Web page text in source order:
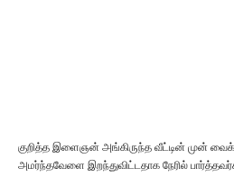
குறித்த இளைஞன் அங்கிருந்த வீட்டின் முன்
அமர்ந்தவேளை இறந்துவிட்டதாக நேரில்